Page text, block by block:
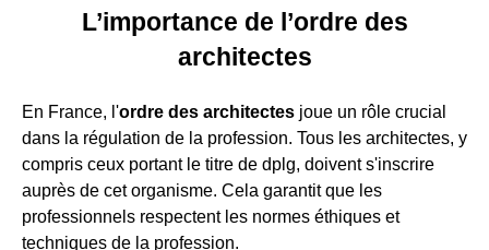
L’importance de l’ordre des
architectes
En France, l'ordre des architectes joue un rôle crucial
dans la régulation de la profession. Tous les architectes, y
compris ceux portant le titre de dplg, doivent s'inscrire
auprès de cet organisme. Cela garantit que les
professionnels respectent les normes éthiques et
techniques de la profession.